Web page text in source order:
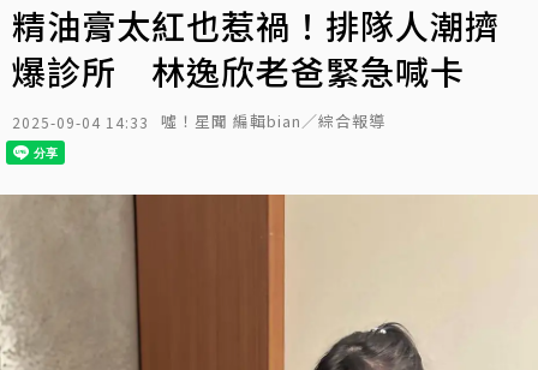
精油膏太紅也惹禍！排隊人潮擠
爆診所 林逸欣老爸緊急喊卡
2025-09-04 14:33 噓！星聞 編輯bian／綜合報導